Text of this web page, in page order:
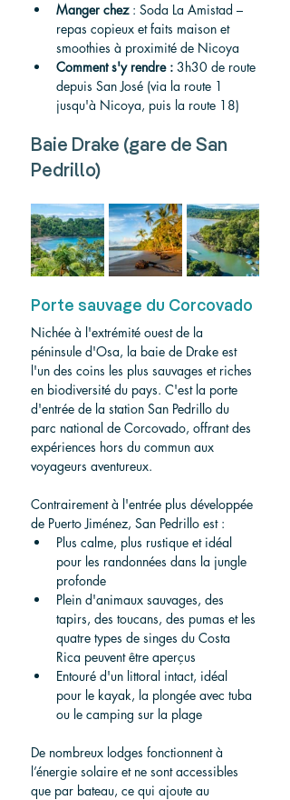
Manger chez : Soda La Amistad –
repas copieux et faits maison et
smoothies à proximité de Nicoya
Comment s'y rendre : 3h30 de route
depuis San José (via la route 1
jusqu'à Nicoya, puis la route 18)
Baie Drake (gare de San
Pedrillo)
Porte sauvage du Corcovado
Nichée à l'extrémité ouest de la
péninsule d'Osa, la baie de Drake est
l'un des coins les plus sauvages et riches
en biodiversité du pays. C'est la porte
d'entrée de la station San Pedrillo du
parc national de Corcovado, offrant des
expériences hors du commun aux
voyageurs aventureux.
Contrairement à l'entrée plus développée
de Puerto Jiménez, San Pedrillo est :
Plus calme, plus rustique et idéal
pour les randonnées dans la jungle
profonde
Plein d'animaux sauvages, des
tapirs, des toucans, des pumas et les
quatre types de singes du Costa
Rica peuvent être aperçus
Entouré d'un littoral intact, idéal
pour le kayak, la plongée avec tuba
ou le camping sur la plage
De nombreux lodges fonctionnent à
l’énergie solaire et ne sont accessibles
que par bateau, ce qui ajoute au